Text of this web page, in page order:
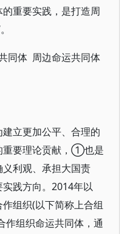
重要实践，是打造周
同体 周边命运共同体
立更加公平、合理的
重要理论贡献，①也是
利观、承担大国责
践方向。2014年以
组织(以下简称上合组
作组织命运共同体，通